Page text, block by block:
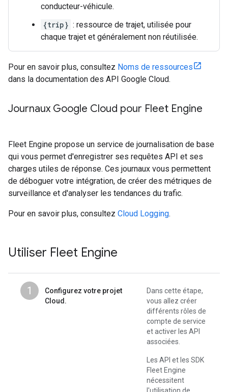
conducteur-véhicule.
{trip} : ressource de trajet, utilisée pour
chaque trajet et généralement non réutilisée.
Pour en savoir plus, consultez Noms de ressources
dans la documentation des API Google Cloud.
Journaux Google Cloud pour Fleet Engine
Fleet Engine propose un service de journalisation de base
qui vous permet d'enregistrer ses requêtes API et ses
charges utiles de réponse. Ces journaux vous permettent
de déboguer votre intégration, de créer des métriques de
surveillance et d'analyser les tendances du trafic.
Pour en savoir plus, consultez Cloud Logging.
Utiliser Fleet Engine
1
Configurez votre projet
Cloud.
Dans cette étape,
vous allez créer
différents rôles de
compte de service
et activer les API
associées.
Les API et les SDK
Fleet Engine
nécessitent